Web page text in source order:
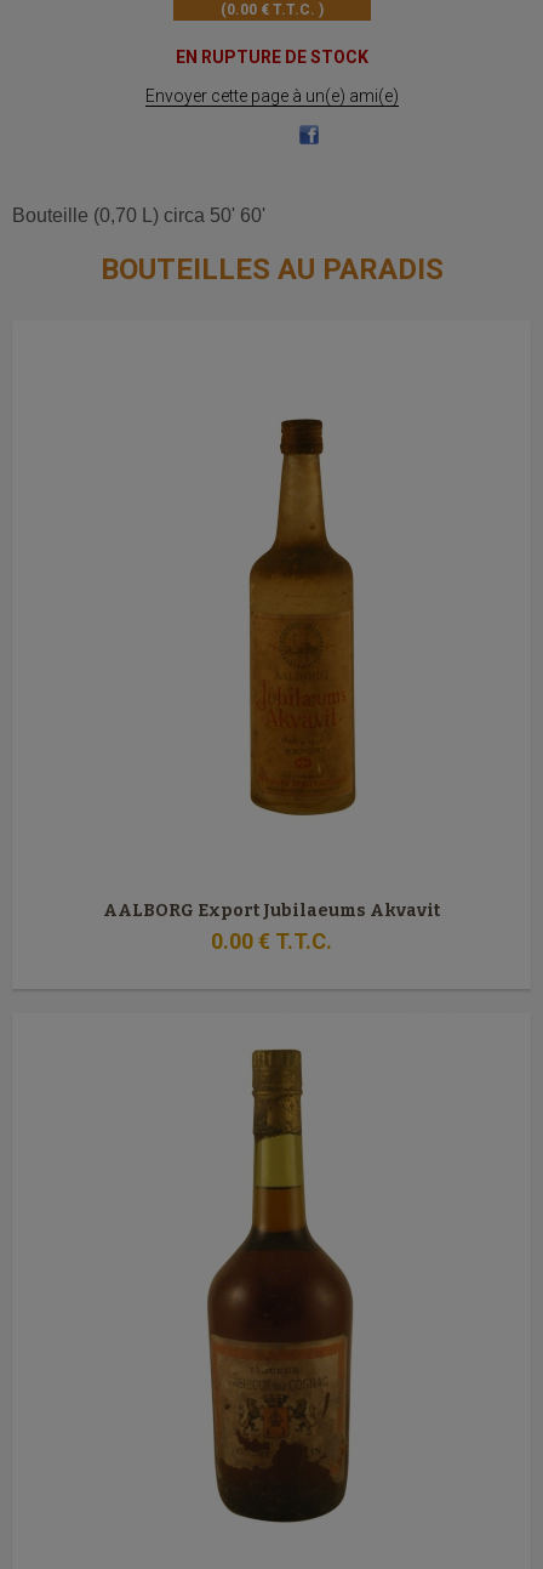
0.00€ T.T.C.
EN RUPTURE DE STOCK
Envoyer cette page à un(e) ami(e)
Bouteille (0,70 L) circa 50' 60'
BOUTEILLES AU PARADIS
AALBORG Export Jubilaeums Akvavit
0.00€ T.T.C.